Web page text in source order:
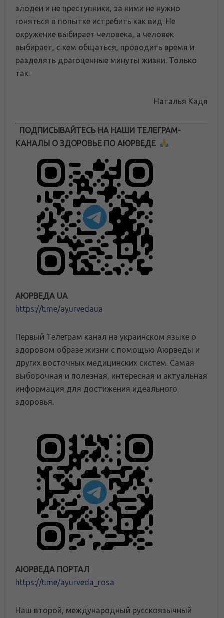
злодеи и не преступники, за ними не нужно
гоняться в попытке истребить как вид. Не
окружение выбирает человека, а человек
выбирает, с кем общаться, проводить время и
разделять драгоценные минуты жизни. Только
так.
Наталья Кадя
ПОДПИСЫВАЙТЕСЬ НА НАШИ ТЕЛЕГРАМ-
КАНАЛЫ О ЗДОРОВЬЕ ПО АЮРВЕДЕ
АЮРВЕДА UA
https://t.me/ayurvedaua
Первый Телеграм канал на украинском языке о
здоровом образе жизни с помощью Аюрведы и
других восточных медицинских систем. Самая
выборочная и полезная, интересная и актуальная
информация для достижения идеального
здоровья.
АЮРВЕДА ПОРТАЛ
https://t.me/ayurveda_rosa
Наш второй, международный русскоязычный